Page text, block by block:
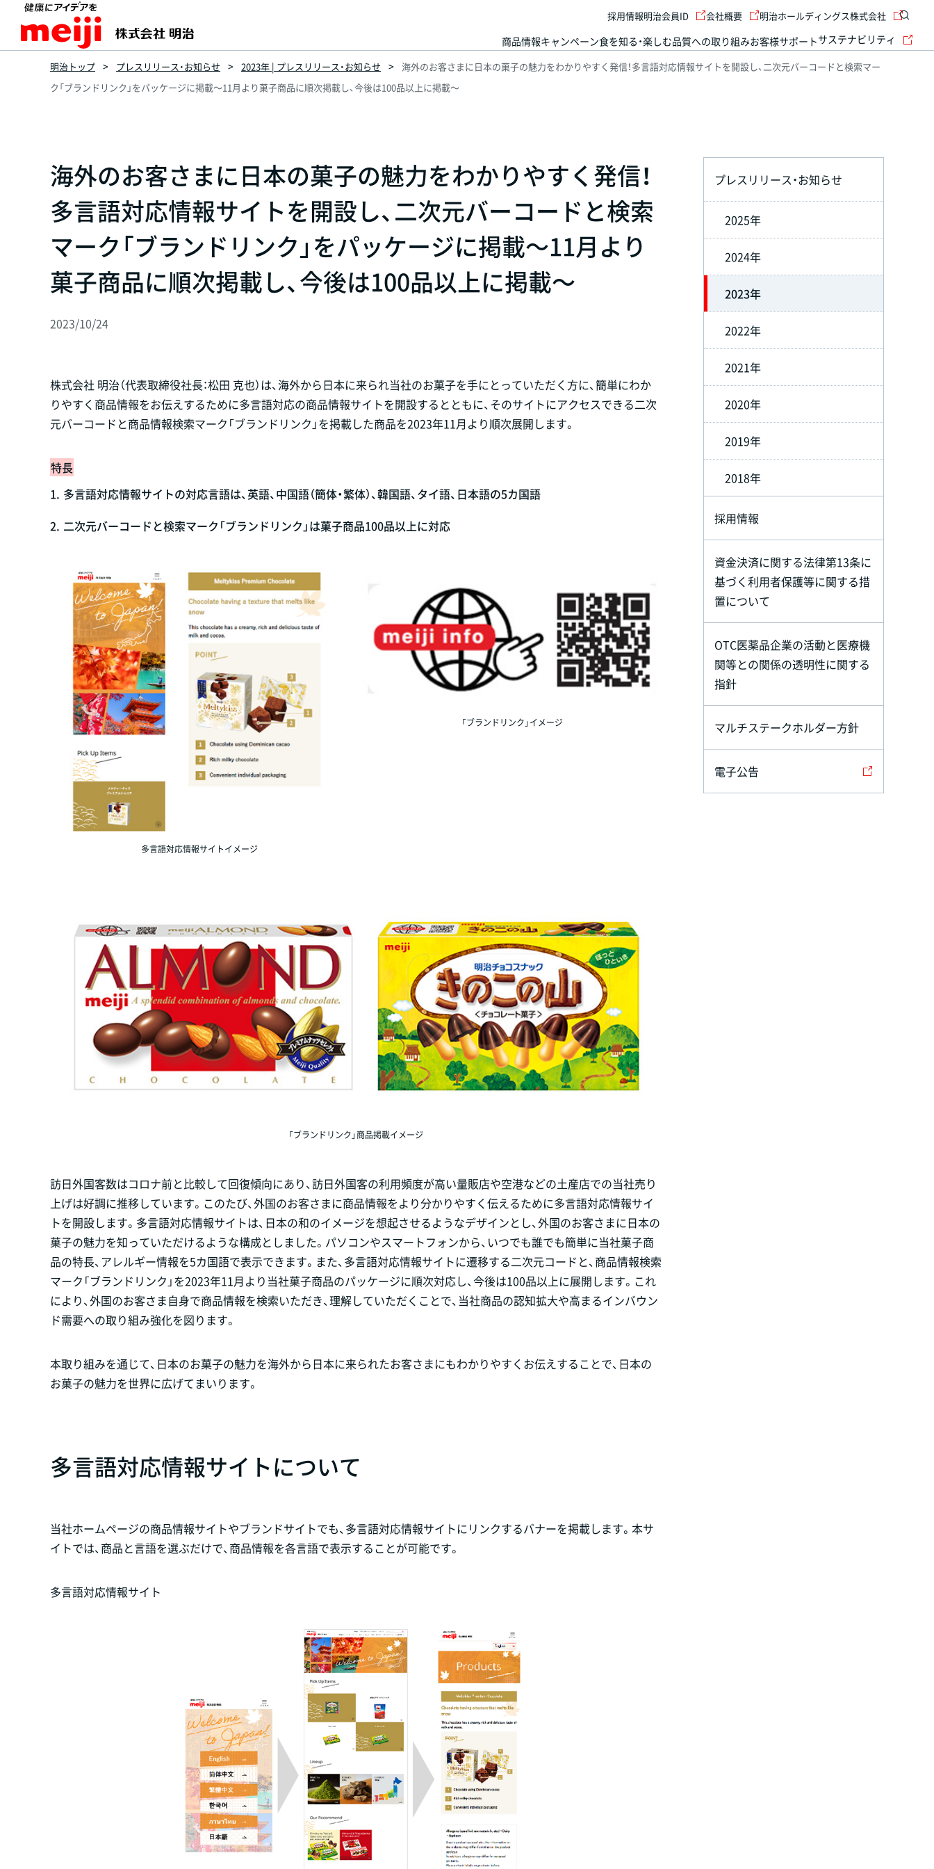
商品情報キャンペーン食を知る・楽しむ品質への取り組みお客様サポートサステナビリティ
採用情報明治会員ID 会社概要 明治ホールディングス株式会社
明治トップ プレスリリース・お知らせ 2023年 | プレスリリース・お知らせ
海外のお客さまに日本の菓子の魅力をわかりやすく発信！多言語対応情報サイトを開設し、二次元バーコードと検索マー
ク「ブランドリンク」をパッケージに掲載～11月より菓子商品に順次掲載し、今後は100品以上に掲載～
海外のお客さまに日本の菓子の魅力をわかりやすく発信！
多言語対応情報サイトを開設し、二次元バーコードと検索
マーク「ブランドリンク」をパッケージに掲載～11月より
菓子商品に順次掲載し、今後は100品以上に掲載～
2023/10/24
株式会社 明治（代表取締役社長：松田 克也）は、海外から日本に来られ当社のお菓子を手にとっていただく方に、簡単にわか
りやすく商品情報をお伝えするために多言語対応の商品情報サイトを開設するとともに、そのサイトにアクセスできる二次
元バーコードと商品情報検索マーク「ブランドリンク」を掲載した商品を2023年11月より順次展開します。
特長
1. 多言語対応情報サイトの対応言語は、英語、中国語（簡体・繁体）、韓国語、タイ語、日本語の5カ国語
2. 二次元バーコードと検索マーク「ブランドリンク」は菓子商品100品以上に対応
多言語対応情報サイトイメージ
「ブランドリンク」イメージ
「ブランドリンク」商品掲載イメージ
訪日外国客数はコロナ前と比較して回復傾向にあり、訪日外国客の利用頻度が高い量販店や空港などの土産店での当社売り
上げは好調に推移しています。このたび、外国のお客さまに商品情報をより分かりやすく伝えるために多言語対応情報サイ
トを開設します。多言語対応情報サイトは、日本の和のイメージを想起させるようなデザインとし、外国のお客さまに日本の
菓子の魅力を知っていただけるような構成としました。パソコンやスマートフォンから、いつでも誰でも簡単に当社菓子商
品の特長、アレルギー情報を5カ国語で表示できます。また、多言語対応情報サイトに遷移する二次元コードと、商品情報検索
マーク「ブランドリンク」を2023年11月より当社菓子商品のパッケージに順次対応し、今後は100品以上に展開します。これ
により、外国のお客さま自身で商品情報を検索いただき、理解していただくことで、当社商品の認知拡大や高まるインバウン
ド需要への取り組み強化を図ります。
本取り組みを通じて、日本のお菓子の魅力を海外から日本に来られたお客さまにもわかりやすくお伝えすることで、日本の
お菓子の魅力を世界に広げてまいります。
多言語対応情報サイトについて
当社ホームページの商品情報サイトやブランドサイトでも、多言語対応情報サイトにリンクするバナーを掲載します。本サ
イトでは、商品と言語を選ぶだけで、商品情報を各言語で表示することが可能です。
多言語対応情報サイト
プレスリリース・お知らせ
2025年
2024年
2023年
2022年
2021年
2020年
2019年
2018年
採用情報
資金決済に関する法律第13条に
基づく利用者保護等に関する措
置について
OTC医薬品企業の活動と医療機
関等との関係の透明性に関する
指針
マルチステークホルダー方針
電子公告